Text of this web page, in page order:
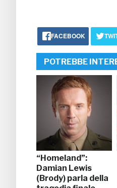
FACEBOOK
POTREBBE
“Homeland”:
Damian Lewis
(Brody) parla della